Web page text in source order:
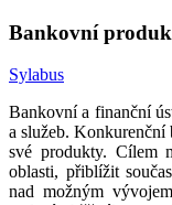
Bankovní
Sylabus
Bankovní a finanční
a služeb. Konkurenční
své produkty. Cílem
oblasti, přiblížit
nad možným